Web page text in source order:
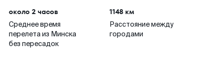
около 2 часов
Среднее время
перелета из Минска
без пересадок
1148 км
Расстояние между
городами